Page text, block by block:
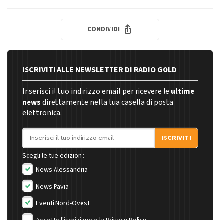
CONDIVIDI
ISCRIVITI ALLE NEWSLETTER DI RADIO GOLD
Inserisci il tuo indirizzo email per ricevere le ultime
newsdirettamente nella tua casella di posta
elettronica.
Indirizzo email
ISCRIVITI
Scegli le tue edizioni:
News Alessandria
News Pavia
Eventi Nord-Ovest